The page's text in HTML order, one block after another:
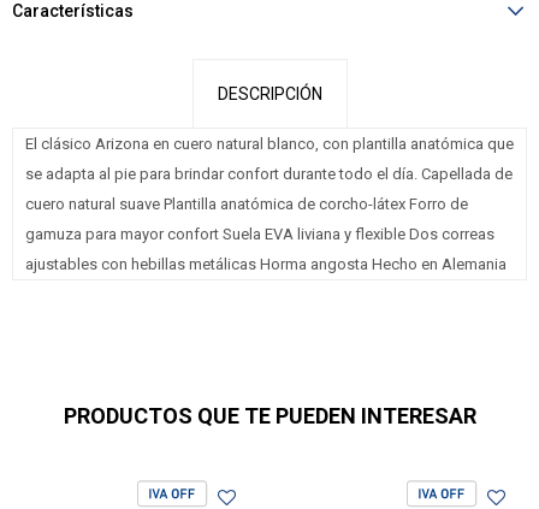
Características
DESCRIPCIÓN
El clásico Arizona en cuero natural blanco, con plantilla anatómica que
se adapta al pie para brindar confort durante todo el día. Capellada de
cuero natural suave Plantilla anatómica de corcho-látex Forro de
gamuza para mayor confort Suela EVA liviana y flexible Dos correas
ajustables con hebillas metálicas Horma angosta Hecho en Alemania
PRODUCTOS QUE TE PUEDEN INTERESAR